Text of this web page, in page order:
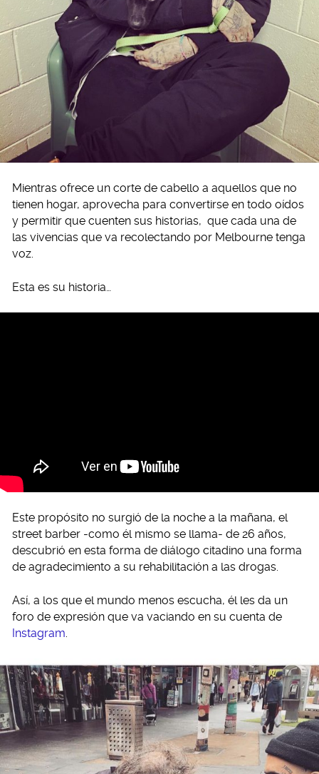
Mientras ofrece un corte de cabello a aquellos que no
tienen hogar, aprovecha para convertirse en todo oídos
y permitir que cuenten sus historias, que cada una de
las vivencias que va recolectando por Melbourne tenga
voz.
Esta es su historia…
Este propósito no surgió de la noche a la mañana, el
street barber -como él mismo se llama- de 26 años,
descubrió en esta forma de diálogo citadino una forma
de agradecimiento a su rehabilitación a las drogas.
Así, a los que el mundo menos escucha, él les da un
foro de expresión que va vaciando en su cuenta de
Instagram.